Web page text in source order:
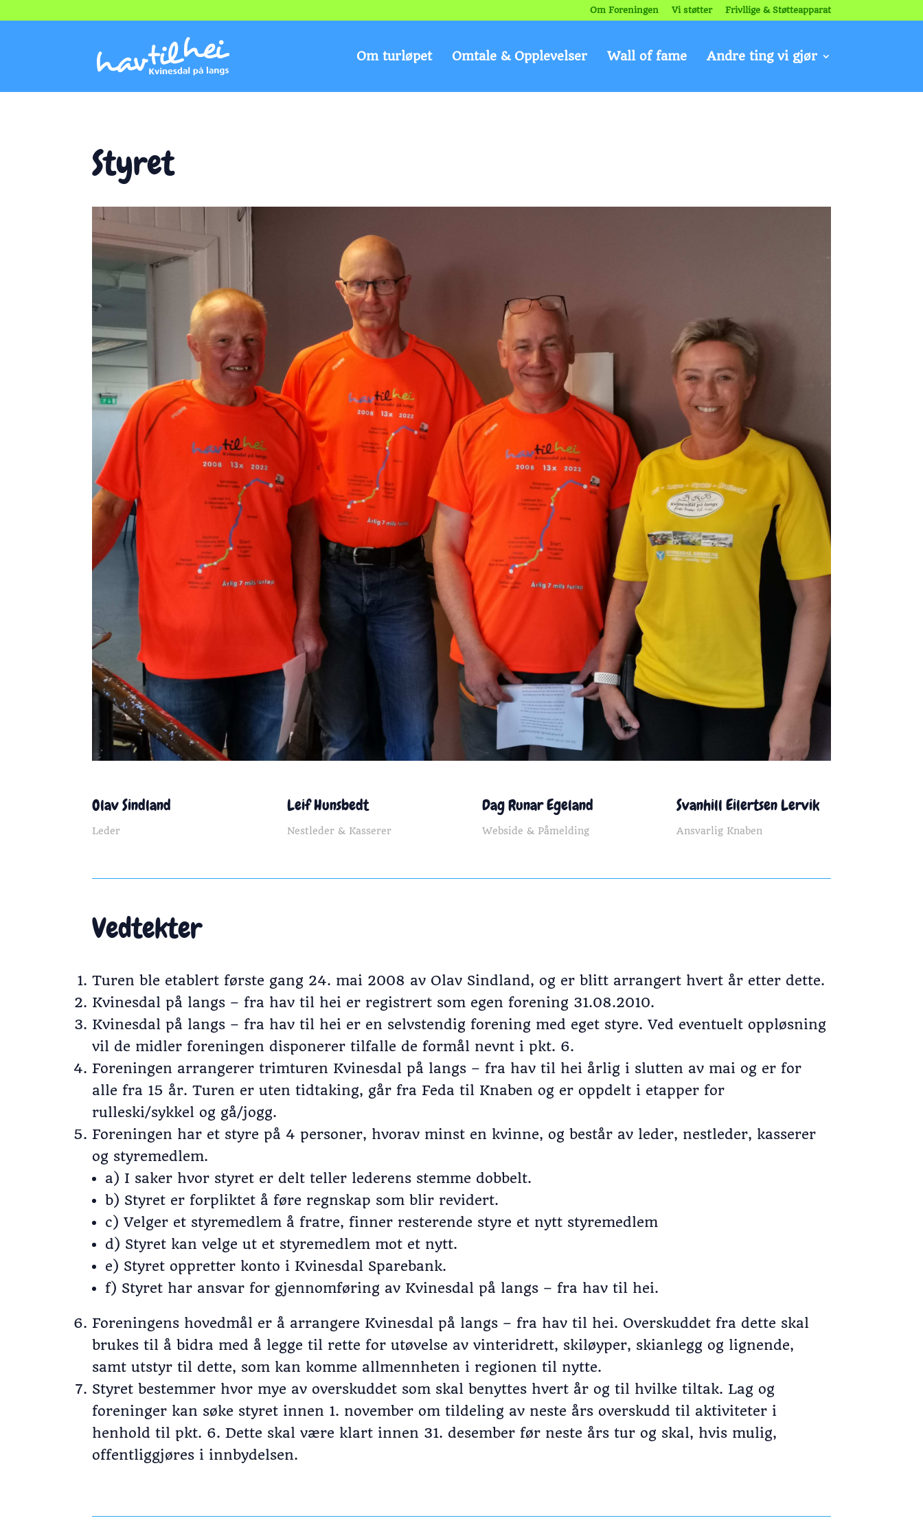
Om Foreningen Vi støtter Frivllige & Støtteapparat
Om turløpet Omtale & Opplevelser Wall of fame Andre ting vi gjør
Styret
Olav Sindland
Leder
Leif Hunsbedt
Nestleder & Kasserer
Dag Runar Egeland
Webside & Påmelding
Svanhill Eilertsen Lervik
Ansvarlig Knaben
Vedtekter
Turen ble etablert første gang 24. mai 2008 av Olav Sindland, og er blitt arrangert hvert år etter dette.
Kvinesdal på langs – fra hav til hei er registrert som egen forening 31.08.2010.
Kvinesdal på langs – fra hav til hei er en selvstendig forening med eget styre. Ved eventuelt oppløsning
vil de midler foreningen disponerer tilfalle de formål nevnt i pkt. 6.
Foreningen arrangerer trimturen Kvinesdal på langs – fra hav til hei årlig i slutten av mai og er for
alle fra 15 år. Turen er uten tidtaking, går fra Feda til Knaben og er oppdelt i etapper for
rulleski/sykkel og gå/jogg.
Foreningen har et styre på 4 personer, hvorav minst en kvinne, og består av leder, nestleder, kasserer
og styremedlem.
a) I saker hvor styret er delt teller lederens stemme dobbelt.
b) Styret er forpliktet å føre regnskap som blir revidert.
c) Velger et styremedlem å fratre, finner resterende styre et nytt styremedlem
d) Styret kan velge ut et styremedlem mot et nytt.
e) Styret oppretter konto i Kvinesdal Sparebank.
f) Styret har ansvar for gjennomføring av Kvinesdal på langs – fra hav til hei.
Foreningens hovedmål er å arrangere Kvinesdal på langs – fra hav til hei. Overskuddet fra dette skal
brukes til å bidra med å legge til rette for utøvelse av vinteridrett, skiløyper, skianlegg og lignende,
samt utstyr til dette, som kan komme allmennheten i regionen til nytte.
Styret bestemmer hvor mye av overskuddet som skal benyttes hvert år og til hvilke tiltak. Lag og
foreninger kan søke styret innen 1. november om tildeling av neste års overskudd til aktiviteter i
henhold til pkt. 6. Dette skal være klart innen 31. desember før neste års tur og skal, hvis mulig,
offentliggjøres i innbydelsen.